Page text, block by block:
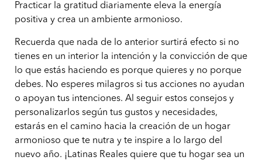
Practicar la gratitud diariamente eleva la energía
positiva y crea un ambiente armonioso.
Recuerda que nada de lo anterior surtirá efecto si no
tienes en un interior la intención y la convicción de que
lo que estás haciendo es porque quieres y no porque
debes. No esperes milagros si tus acciones no ayudan
o apoyan tus intenciones. Al seguir estos consejos y
personalizarlos según tus gustos y necesidades,
estarás en el camino hacia la creación de un hogar
armonioso que te nutra y te inspire a lo largo del
nuevo año. ¡Latinas Reales quiere que tu hogar sea un